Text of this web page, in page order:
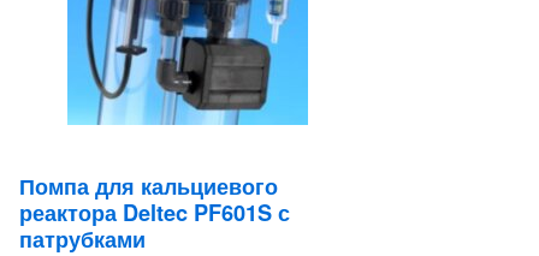
Помпа для кальциевого
реактора Deltec PF601S с
патрубками